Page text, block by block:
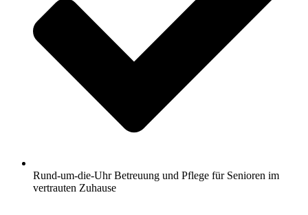
Rund-um-die-Uhr Betreuung und Pflege für Senioren im
vertrauten Zuhause